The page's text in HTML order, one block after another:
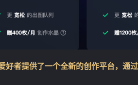
好者提供了一个全新的创作平台，通